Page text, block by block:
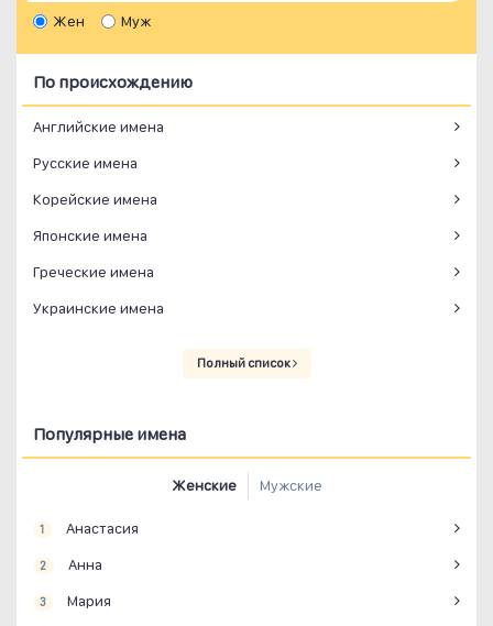
Жен Муж
По происхождению
Английские имена
Русские имена
Корейские имена
Японские имена
Греческие имена
Украинские имена
Полный список
Популярные имена
Женские Мужские
1 Анастасия
2 Анна
3 Мария